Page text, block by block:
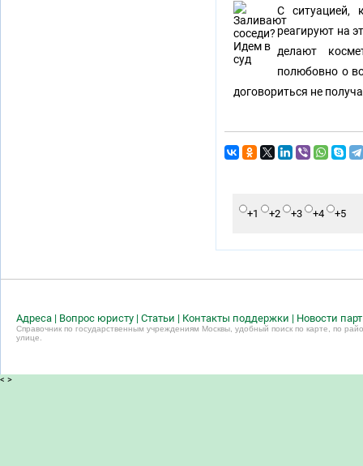
С ситуацией,
реагируют на
делают
полюбовно о
договориться не
+1 +2 +3 +4 +5
Адреса | Вопрос юристу | Статьи | Контакты поддержки | Новости
Справочник по государственным учреждениям Москвы, удобный поиск по карте, по
улице.
< >